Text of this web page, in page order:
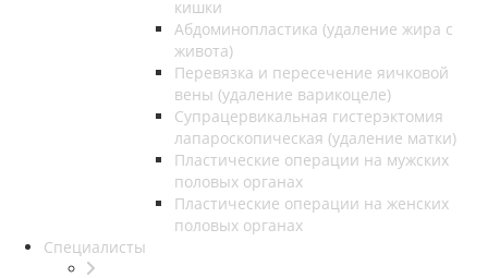
кишки
Абдоминопластика (удаление жира с
живота)
Перевязка и пересечение яичковой
вены (удаление варикоцеле)
Супрацервикальная гистерэктомия
лапароскопическая (удаление матки)
Пластические операции на мужских
половых органах
Пластические операции на женских
половых органах
Специалисты